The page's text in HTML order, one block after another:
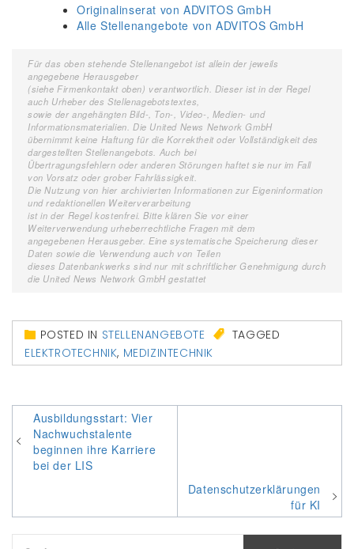
Originalinserat von ADVITOS GmbH
Alle Stellenangebote von ADVITOS GmbH
Für das oben stehende Stellenangebot ist allein der jeweils
angegebene Herausgeber
(siehe Firmenkontakt oben) verantwortlich. Dieser ist in der Regel
auch Urheber des Stellenagebotstextes,
sowie der angehängten Bild-, Ton-, Video-, Medien- und
Informationsmaterialien. Die United News Network GmbH
übernimmt keine Haftung für die Korrektheit oder Vollständigkeit des
dargestellten Stellenangebots. Auch bei
Übertragungsfehlern oder anderen Störungen haftet sie nur im Fall
von Vorsatz oder grober Fahrlässigkeit.
Die Nutzung von hier archivierten Informationen zur Eigeninformation
und redaktionellen Weiterverarbeitung
ist in der Regel kostenfrei. Bitte klären Sie vor einer
Weiterverwendung urheberrechtliche Fragen mit dem
angegebenen Herausgeber. Eine systematische Speicherung dieser
Daten sowie die Verwendung auch von Teilen
dieses Datenbankwerks sind nur mit schriftlicher Genehmigung durch
die United News Network GmbH gestattet
POSTED IN STELLENANGEBOTE
TAGGED
ELEKTROTECHNIK, MEDIZINTECHNIK
Beitragsnavigation
Ausbildungsstart: Vier
Nachwuchstalente
beginnen ihre Karriere
bei der LIS
Datenschutzerklärungen
für KI